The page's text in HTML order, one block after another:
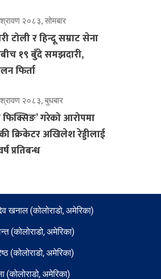
२०८३, सोमबार
टोली र हिन्दू सम्राट सेना
१९ बुँदे समझदारी,
फिर्ता
२०८३, बुधबार
फिक्सिङ’ गरेको आरोपमा
क्रिकेटर अखिलेश रेड्डीलाई
प्रतिबन्ध
खनाल (कोलोराडो, अमेरिका)
(कोलोराडो, अमेरिका)
(कोलोराडो, अमेरिका)
(कोलोराडो, अमेरिका)